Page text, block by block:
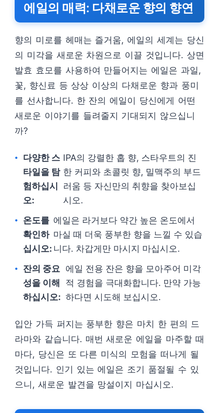
에일의 매력: 다채로운 향의 향연
향의 미로를 헤매는 즐거움, 에일의 세계는 당신
의 미각을 새로운 차원으로 이끌 것입니다. 상면
발효 효모를 사용하여 만들어지는 에일은 과일,
꽃, 향신료 등 상상 이상의 다채로운 향과 풍미
를 선사합니다. 한 잔의 에일이 당신에게 어떤
새로운 이야기를 들려줄지 기대되지 않으십니
까?
다양한 스
타일을 탐
험하십시
오:
IPA의 강렬한 홉 향, 스타우트의 진
한 커피와 초콜릿 향, 밀맥주의 부드
러움 등 자신만의 취향을 찾아보십
시오.
온도를
확인하
십시오:
에일은 라거보다 약간 높은 온도에서
마실 때 더욱 풍부한 향을 느낄 수 있습
니다. 차갑게만 마시지 마십시오.
잔의 중요
성을 이해
하십시오:
에일 전용 잔은 향을 모아주어 미각
적 경험을 극대화합니다. 만약 가능
하다면 시도해 보십시오.
입안 가득 퍼지는 풍부한 향은 마치 한 편의 드
라마와 같습니다. 매번 새로운 에일을 마주할 때
마다, 당신은 또 다른 미식의 모험을 떠나게 될
것입니다. 인기 있는 에일은 조기 품절될 수 있
으니, 새로운 발견을 망설이지 마십시오.